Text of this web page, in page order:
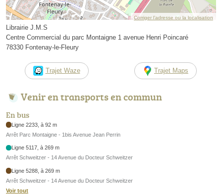
Corriger l’adresse ou la localisation
Librairie J.M.S
Centre Commercial du parc Montaigne 1 avenue Henri Poincaré
78330 Fontenay-le-Fleury
Trajet Waze Trajet Maps
Venir en transports en commun
En bus
Ligne 2233, à 92 m
Arrêt Parc Montaigne - 1bis Avenue Jean Perrin
Ligne 5117, à 269 m
Arrêt Schweitzer - 14 Avenue du Docteur Schweitzer
Ligne 5288, à 269 m
Arrêt Schweitzer - 14 Avenue du Docteur Schweitzer
Voir tout